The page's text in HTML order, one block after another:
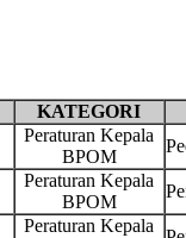
KATEGORI
Peraturan Kepala
BPOM
Peraturan Kepala
BPOM
Peraturan Kepala